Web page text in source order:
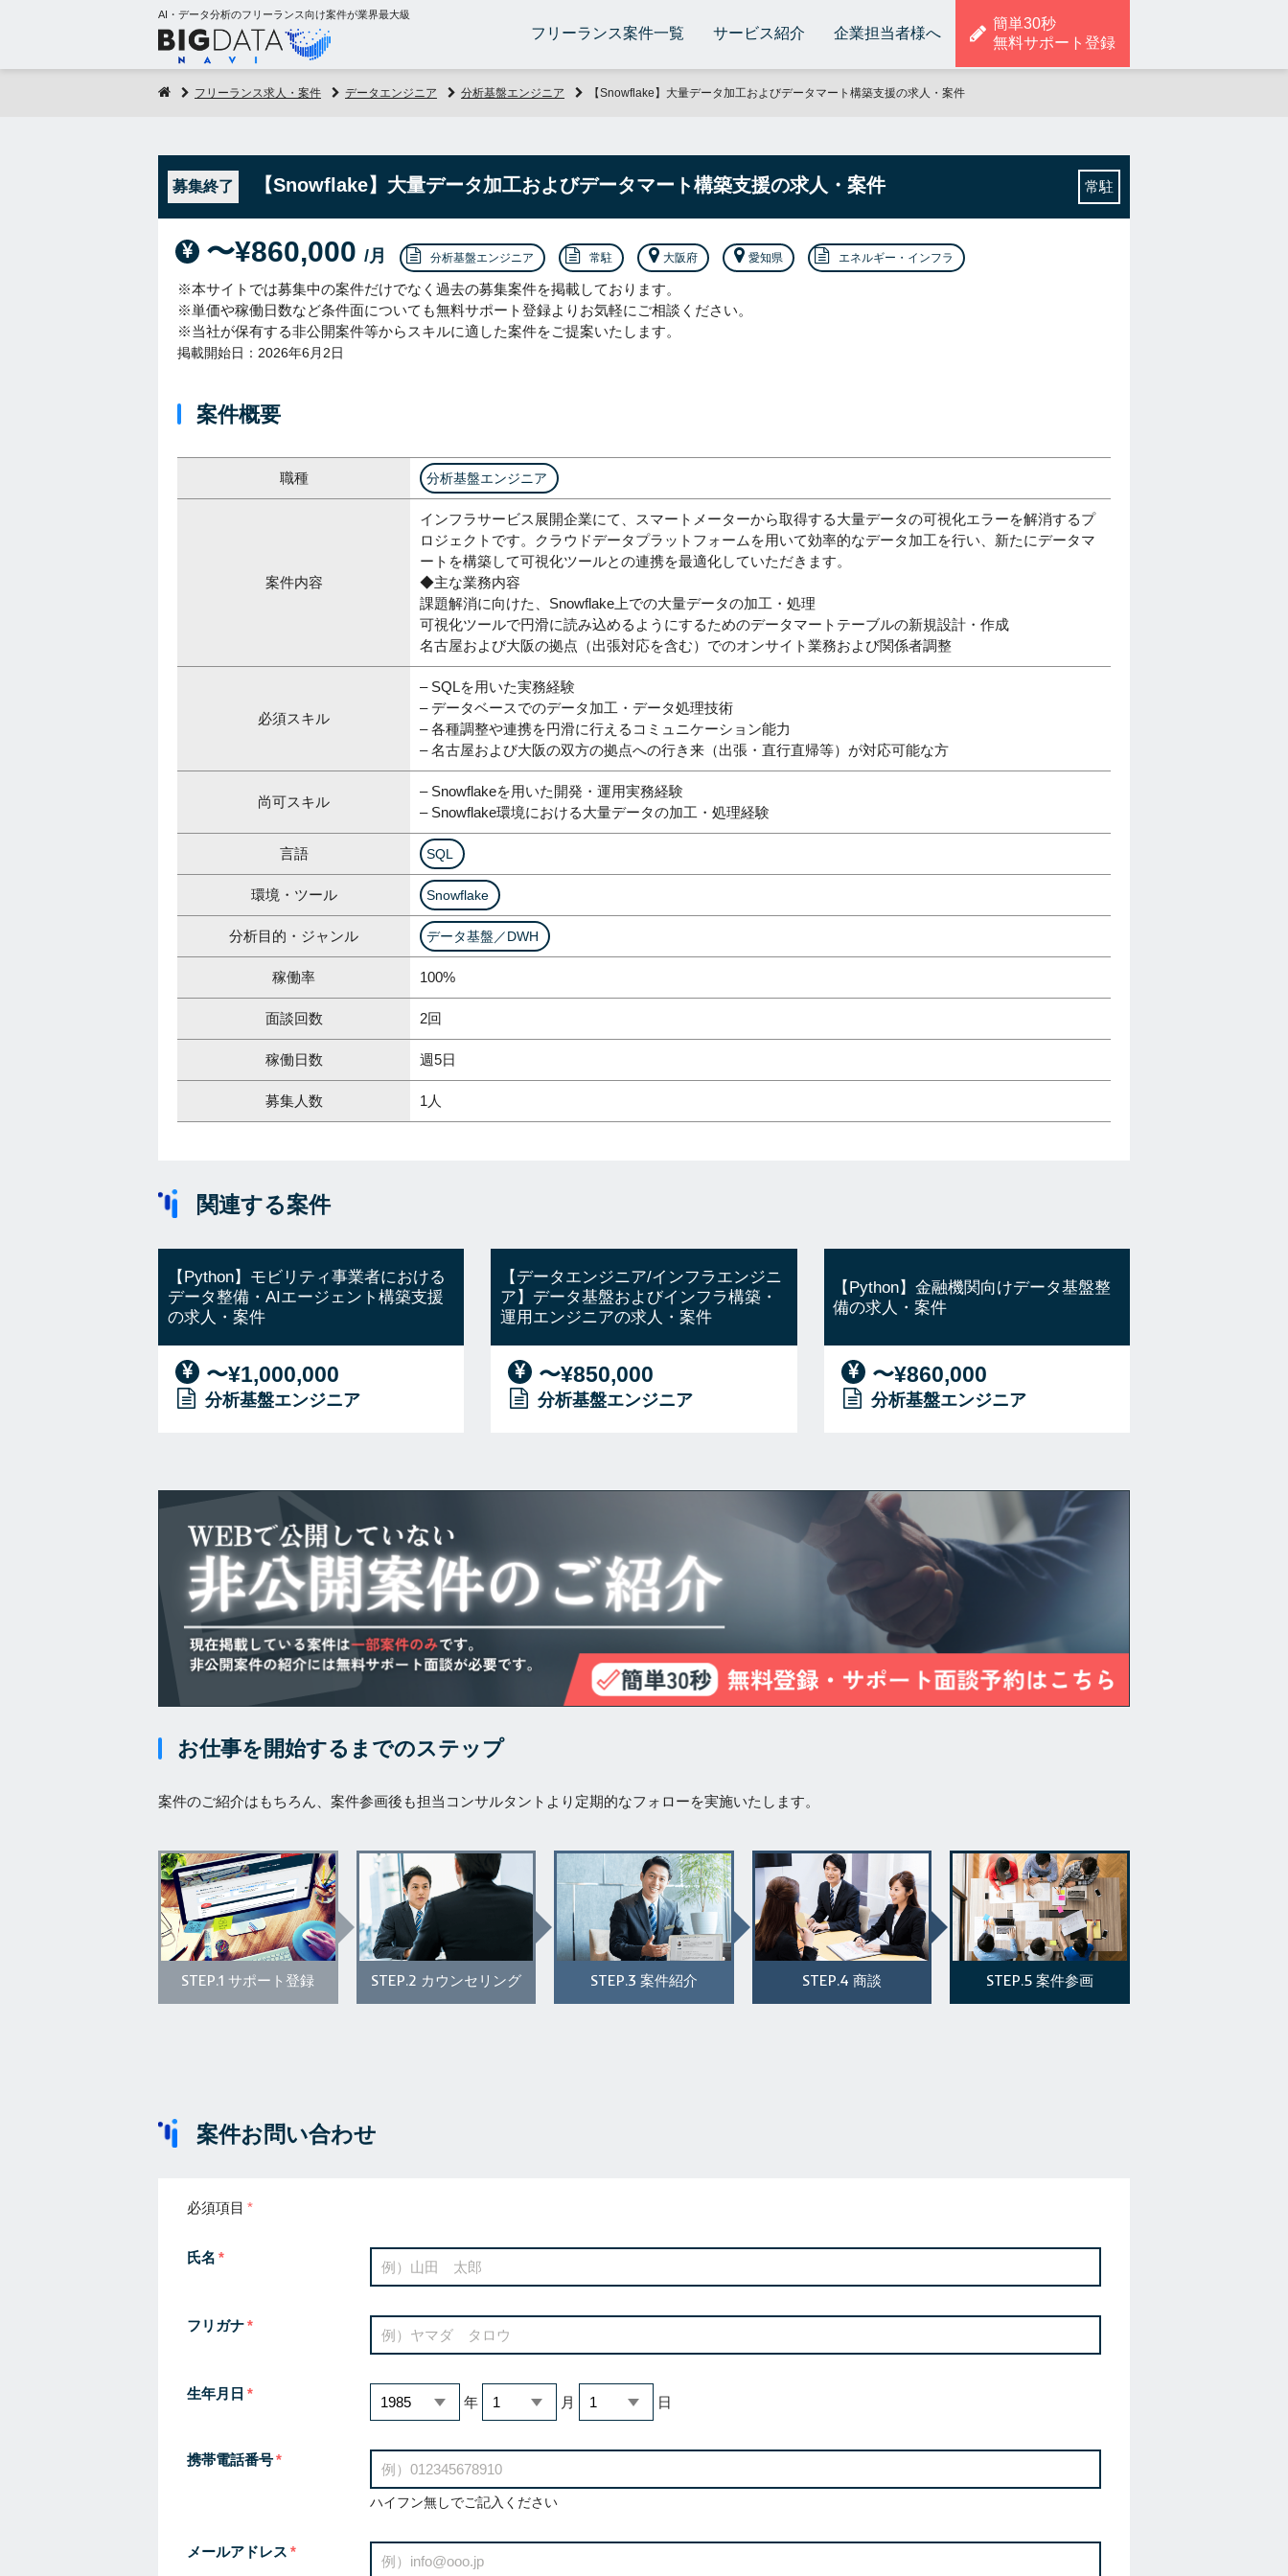
AI・データ分析のフリーランス向け案件が業界最大級
フリーランス案件一覧 サービス紹介 企業担当者様へ
簡単30秒
無料サポート登録
フリーランス求人・案件 データエンジニア 分析基盤エンジニア 【Snowflake】大量データ加工およびデータマート構築支援の求人・案件
募集終了 【Snowflake】大量データ加工およびデータマート構築支援の求人・案件 常駐
〜¥860,000 /月 分析基盤エンジニア 常駐 大阪府 愛知県 エネルギー・インフラ
※本サイトでは募集中の案件だけでなく過去の募集案件を掲載しております。
※単価や稼働日数など条件面についても無料サポート登録よりお気軽にご相談ください。
※当社が保有する非公開案件等からスキルに適した案件をご提案いたします。
掲載開始日：2026年6月2日
案件概要
職種 分析基盤エンジニア
案件内容
インフラサービス展開企業にて、スマートメーターから取得する大量データの可視化エラーを解消するプ
ロジェクトです。クラウドデータプラットフォームを用いて効率的なデータ加工を行い、新たにデータマ
ートを構築して可視化ツールとの連携を最適化していただきます。
◆主な業務内容
課題解消に向けた、Snowflake上での大量データの加工・処理
可視化ツールで円滑に読み込めるようにするためのデータマートテーブルの新規設計・作成
名古屋および大阪の拠点（出張対応を含む）でのオンサイト業務および関係者調整
必須スキル
– SQLを用いた実務経験
– データベースでのデータ加工・データ処理技術
– 各種調整や連携を円滑に行えるコミュニケーション能力
– 名古屋および大阪の双方の拠点への行き来（出張・直行直帰等）が対応可能な方
尚可スキル
– Snowflakeを用いた開発・運用実務経験
– Snowflake環境における大量データの加工・処理経験
言語 SQL
環境・ツール Snowflake
分析目的・ジャンル データ基盤／DWH
稼働率 100%
面談回数 2回
稼働日数 週5日
募集人数 1人
関連する案件
【Python】モビリティ事業者における
データ整備・AIエージェント構築支援
の求人・案件
〜¥1,000,000
分析基盤エンジニア
【データエンジニア/インフラエンジニ
ア】データ基盤およびインフラ構築・
運用エンジニアの求人・案件
〜¥850,000
分析基盤エンジニア
【Python】金融機関向けデータ基盤整
備の求人・案件
〜¥860,000
分析基盤エンジニア
お仕事を開始するまでのステップ
案件のご紹介はもちろん、案件参画後も担当コンサルタントより定期的なフォローを実施いたします。
STEP.1 サポート登録 STEP.2 カウンセリング STEP.3 案件紹介 STEP.4 商談 STEP.5 案件参画
案件お問い合わせ
必須項目
氏名
フリガナ
生年月日
年 月 日
携帯電話番号
ハイフン無しでご記入ください
メールアドレス